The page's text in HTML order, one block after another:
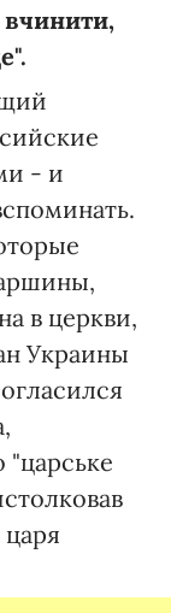
вчинити,
- и
в церкви,
Украины
царя